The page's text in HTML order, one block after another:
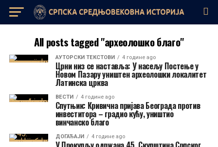
All posts tagged "археолошко благо"
AУТОРСКИ ТЕКСТОВИ 4 године ago
Црни низ се наставља: У насељу Постење у
Новом Пазару уништен археолошки локалитет
Латинска црква
ВЕСТИ 4 године ago
Спутњик: Кривична пријава Београда против
инвеститора – градио кућу, уништио
винчанско благо
ДОГАЂАЈИ 4 године ago